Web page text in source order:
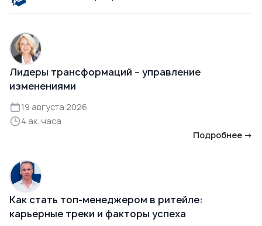
Лидеры трансформаций – управление
изменениями
19 августа 2026
4 ак. часа
Подробнее →
Как стать топ-менеджером в ритейле:
карьерные треки и факторы успеха